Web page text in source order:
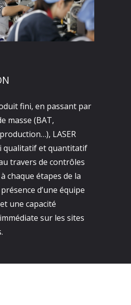
fini, en passant par
masse (BAT,
LASER
qualitatif et quantitatif
travers de contrôles
chaque étapes de la
d’une équipe
une capacité
sur les sites